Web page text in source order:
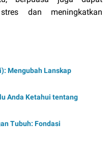
dan meningkatkan
Mengubah Lanskap
Anda Ketahui tentang
Tubuh: Fondasi